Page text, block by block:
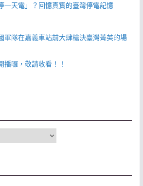
一天電」？回憶真實的臺灣停電記憶
軍隊在嘉義車站前大肆槍決臺灣菁英的場
囉，敬請收看！！